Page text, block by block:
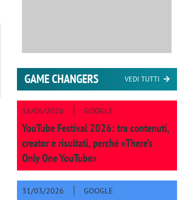
GAME CHANGERS VEDI TUTTI
16/06/2026 GOOGLE
YouTube Festival 2026: tra contenuti,
creator e risultati, perché «There’s
Only One YouTube»
31/03/2026 GOOGLE